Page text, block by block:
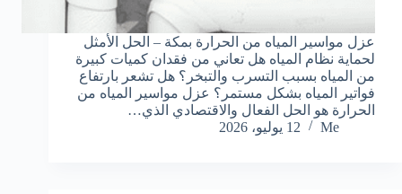
عزل مواسير المياه من الحرارة بمكة – الحل الأمثل
لحماية نظام المياه هل تعاني من فقدان كميات كبيرة
من المياه بسبب التسرب والتبخر؟ هل تشعر بارتفاع
فواتير المياه بشكل مستمر؟ عزل مواسير المياه من
الحرارة هو الحل الفعال والاقتصادي الذي…
Me
12 يوليو، 2026